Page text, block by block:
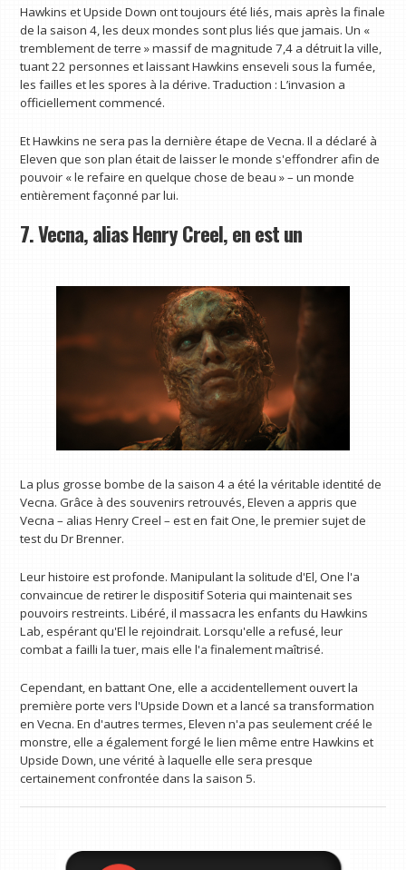
Hawkins et Upside Down ont toujours été liés, mais après la finale
de la saison 4, les deux mondes sont plus liés que jamais. Un «
tremblement de terre » massif de magnitude 7,4 a détruit la ville,
tuant 22 personnes et laissant Hawkins enseveli sous la fumée,
les failles et les spores à la dérive. Traduction : L’invasion a
officiellement commencé.
Et Hawkins ne sera pas la dernière étape de Vecna. Il a déclaré à
Eleven que son plan était de laisser le monde s'effondrer afin de
pouvoir « le refaire en quelque chose de beau » – un monde
entièrement façonné par lui.
7. Vecna, alias Henry Creel, en est un
La plus grosse bombe de la saison 4 a été la véritable identité de
Vecna. Grâce à des souvenirs retrouvés, Eleven a appris que
Vecna ​​– alias Henry Creel – est en fait One, le premier sujet de
test du Dr Brenner.
Leur histoire est profonde. Manipulant la solitude d'El, One l'a
convaincue de retirer le dispositif Soteria qui maintenait ses
pouvoirs restreints. Libéré, il massacra les enfants du Hawkins
Lab, espérant qu'El le rejoindrait. Lorsqu'elle a refusé, leur
combat a failli la tuer, mais elle l'a finalement maîtrisé.
Cependant, en battant One, elle a accidentellement ouvert la
première porte vers l'Upside Down et a lancé sa transformation
en Vecna. En d'autres termes, Eleven n'a pas seulement créé le
monstre, elle a également forgé le lien même entre Hawkins et
Upside Down, une vérité à laquelle elle sera presque
certainement confrontée dans la saison 5.